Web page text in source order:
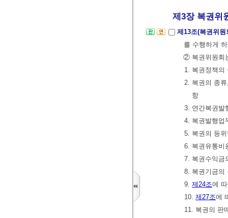
제3장 복권위
제13조(복권위
를 수행하게
② 복권위원회
1. 복권정책의
2. 복권의 종
항
3. 연간복권발
4. 복권발행업
5. 복권의 등
6. 복권유통비
7. 복권수익금
8. 복권기금의
9. 제24조에
10. 제27조에
11. 복권의 판